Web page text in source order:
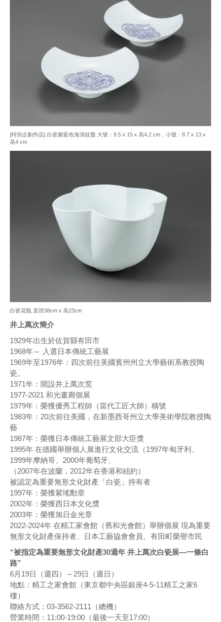
[特別企劃作品] 白瓷紫藍色海浪紋盤 大號：9.5 x 15 x 高4.2 cm，小號：8.7 x 13 x
高4 cm
白瓷花瓶 直徑38cm x 高23cm
井上萬次簡介
1929年出生於佐賀縣有田市
1968年～ 入選日本傳統工藝展
1969年至1976年：四次前往美國賓州州立大學藝術系教授陶
瓷。
1971年：開設井上萬次窯
1977-2021 和光畫廊個展
1979年：榮獲優秀工程師（當代工匠大師）稱號
1983年：20次前往美國，在新墨西哥州立大學美術學院教授陶
藝
1987年：榮獲日本傳統工藝展文部大臣獎
1995年 在德國舉辦個人展進行文化交流（1997年匈牙利、
1999年摩納哥、2000年葡萄牙、
（2007年在波蘭，2012年在香港和紐約）
被認定為重要無形文化財產「白瓷」持有者
1997年：榮獲紫瑤勳章
2002年：榮獲西日本文化獎
2003年：榮獲旭日金光章
2022-2024年 在精工家會館（舊和光會館）舉辦個展 現為重要
無形文化財產保持者、日本工藝協會會員、有田町榮譽市民
“被指定為重要無形文化財產30週年 井上萬次白瓷展—一條白
路”
6月19日（週四）～29日（週日）
地點：精工之家會館（東京都中央區銀座4-5-11精工之家6
樓）
聯絡方式：03-3562-2111（總機）
營業時間：11:00-19:00（最後一天至17:00）